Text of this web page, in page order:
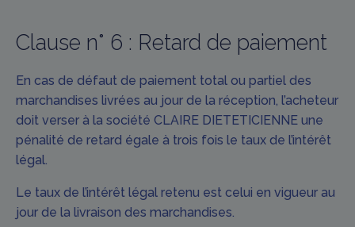
Clause n° 6 : Retard de paiement
En cas de défaut de paiement total ou partiel des
marchandises livrées au jour de la réception, l’acheteur
doit verser à la société CLAIRE DIETETICIENNE une
pénalité de retard égale à trois fois le taux de l’intérêt
légal.
Le taux de l’intérêt légal retenu est celui en vigueur au
jour de la livraison des marchandises.